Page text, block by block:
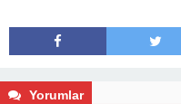
Yorumlar